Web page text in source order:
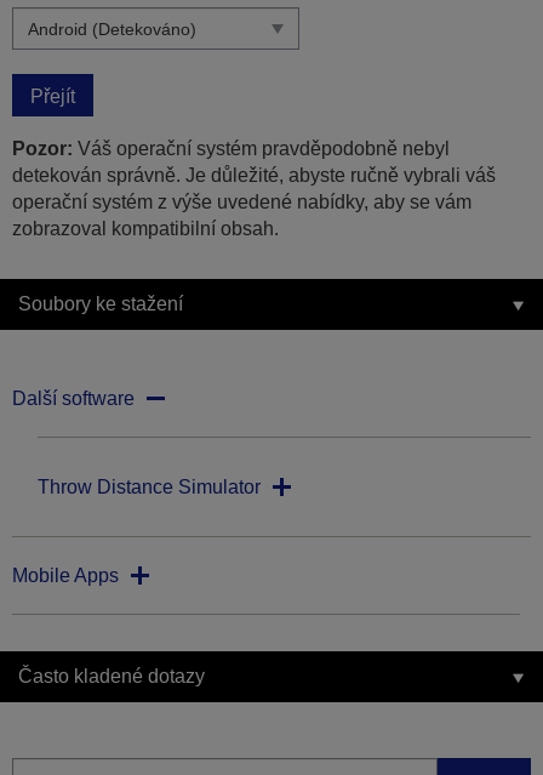
Přejít
Pozor: Váš operační systém pravděpodobně nebyl
detekován správně. Je důležité, abyste ručně vybrali váš
operační systém z výše uvedené nabídky, aby se vám
zobrazoval kompatibilní obsah.
Soubory ke stažení
Další software
Throw Distance Simulator
Mobile Apps
Často kladené dotazy